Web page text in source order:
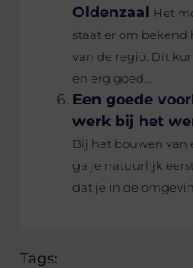
Oldenzaal Het
staat er om bekend
van de regio. Dit
en erg goed...
Een goede
werk bij het
Bij het bouwen van
ga je natuurlijk
dat je in de
Tags: